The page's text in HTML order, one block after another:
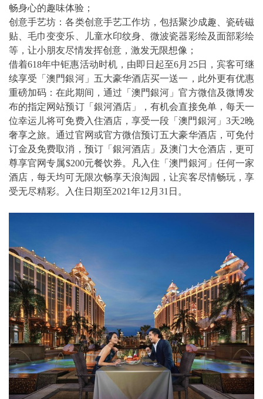
畅身心的趣味体验；
创意手艺坊：各类创意手艺工作坊，包括聚沙成趣、瓷砖磁
贴、毛巾变变乐、儿童水印纹身、微波瓷器彩绘及面部彩绘
等，让小朋友尽情发挥创意，激发无限想像；
借着618年中钜惠活动时机，由即日起至6月25日，宾客可继
续享受「澳門銀河」五大豪华酒店买一送一，此外更有优惠
重磅加码：在此期间，通过「澳門銀河」官方微信及微博发
布的指定网站预订「銀河酒店」，有机会直接免单，每天一
位幸运儿将可免费入住酒店，享受一段「澳門銀河」3天2晚
奢享之旅。通过官网或官方微信预订五大豪华酒店，可免付
订金及免费取消，预订「銀河酒店」及澳门大仓酒店，更可
尊享官网专属$200元餐饮券。凡入住「澳門銀河」任何一家
酒店，每天均可无限次畅享天浪淘园，让宾客尽情畅玩，享
受无尽精彩。入住日期至2021年12月31日。